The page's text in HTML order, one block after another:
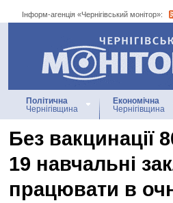
Інформ-агенція «Чернігівський монітор»:
Інформ-агенція
«Чернігівський
Політична
Чернігівщина
Економічна
Чернігівщина
Без вакцинації
19 навчальні
працювати в